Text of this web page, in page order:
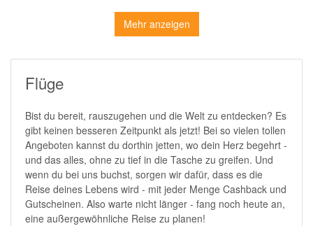
Mehr anzeigen
Flüge
Bist du bereit, rauszugehen und die Welt zu entdecken? Es
gibt keinen besseren Zeitpunkt als jetzt! Bei so vielen tollen
Angeboten kannst du dorthin jetten, wo dein Herz begehrt -
und das alles, ohne zu tief in die Tasche zu greifen. Und
wenn du bei uns buchst, sorgen wir dafür, dass es die
Reise deines Lebens wird - mit jeder Menge Cashback und
Gutscheinen. Also warte nicht länger - fang noch heute an,
eine außergewöhnliche Reise zu planen!